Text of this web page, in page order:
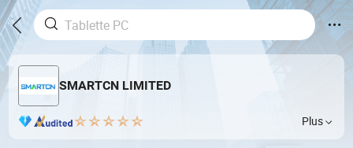
SMARTCN LIMITED
Plus